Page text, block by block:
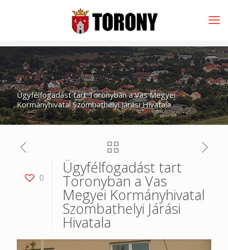
Ügyfélfogadást tart Toronyban a Vas Megyei
Kormányhivatal Szombathelyi Járási Hivatala
0
Ügyfélfogadást tart
Toronyban a Vas
Megyei Kormányhivatal
Szombathelyi Járási
Hivatala